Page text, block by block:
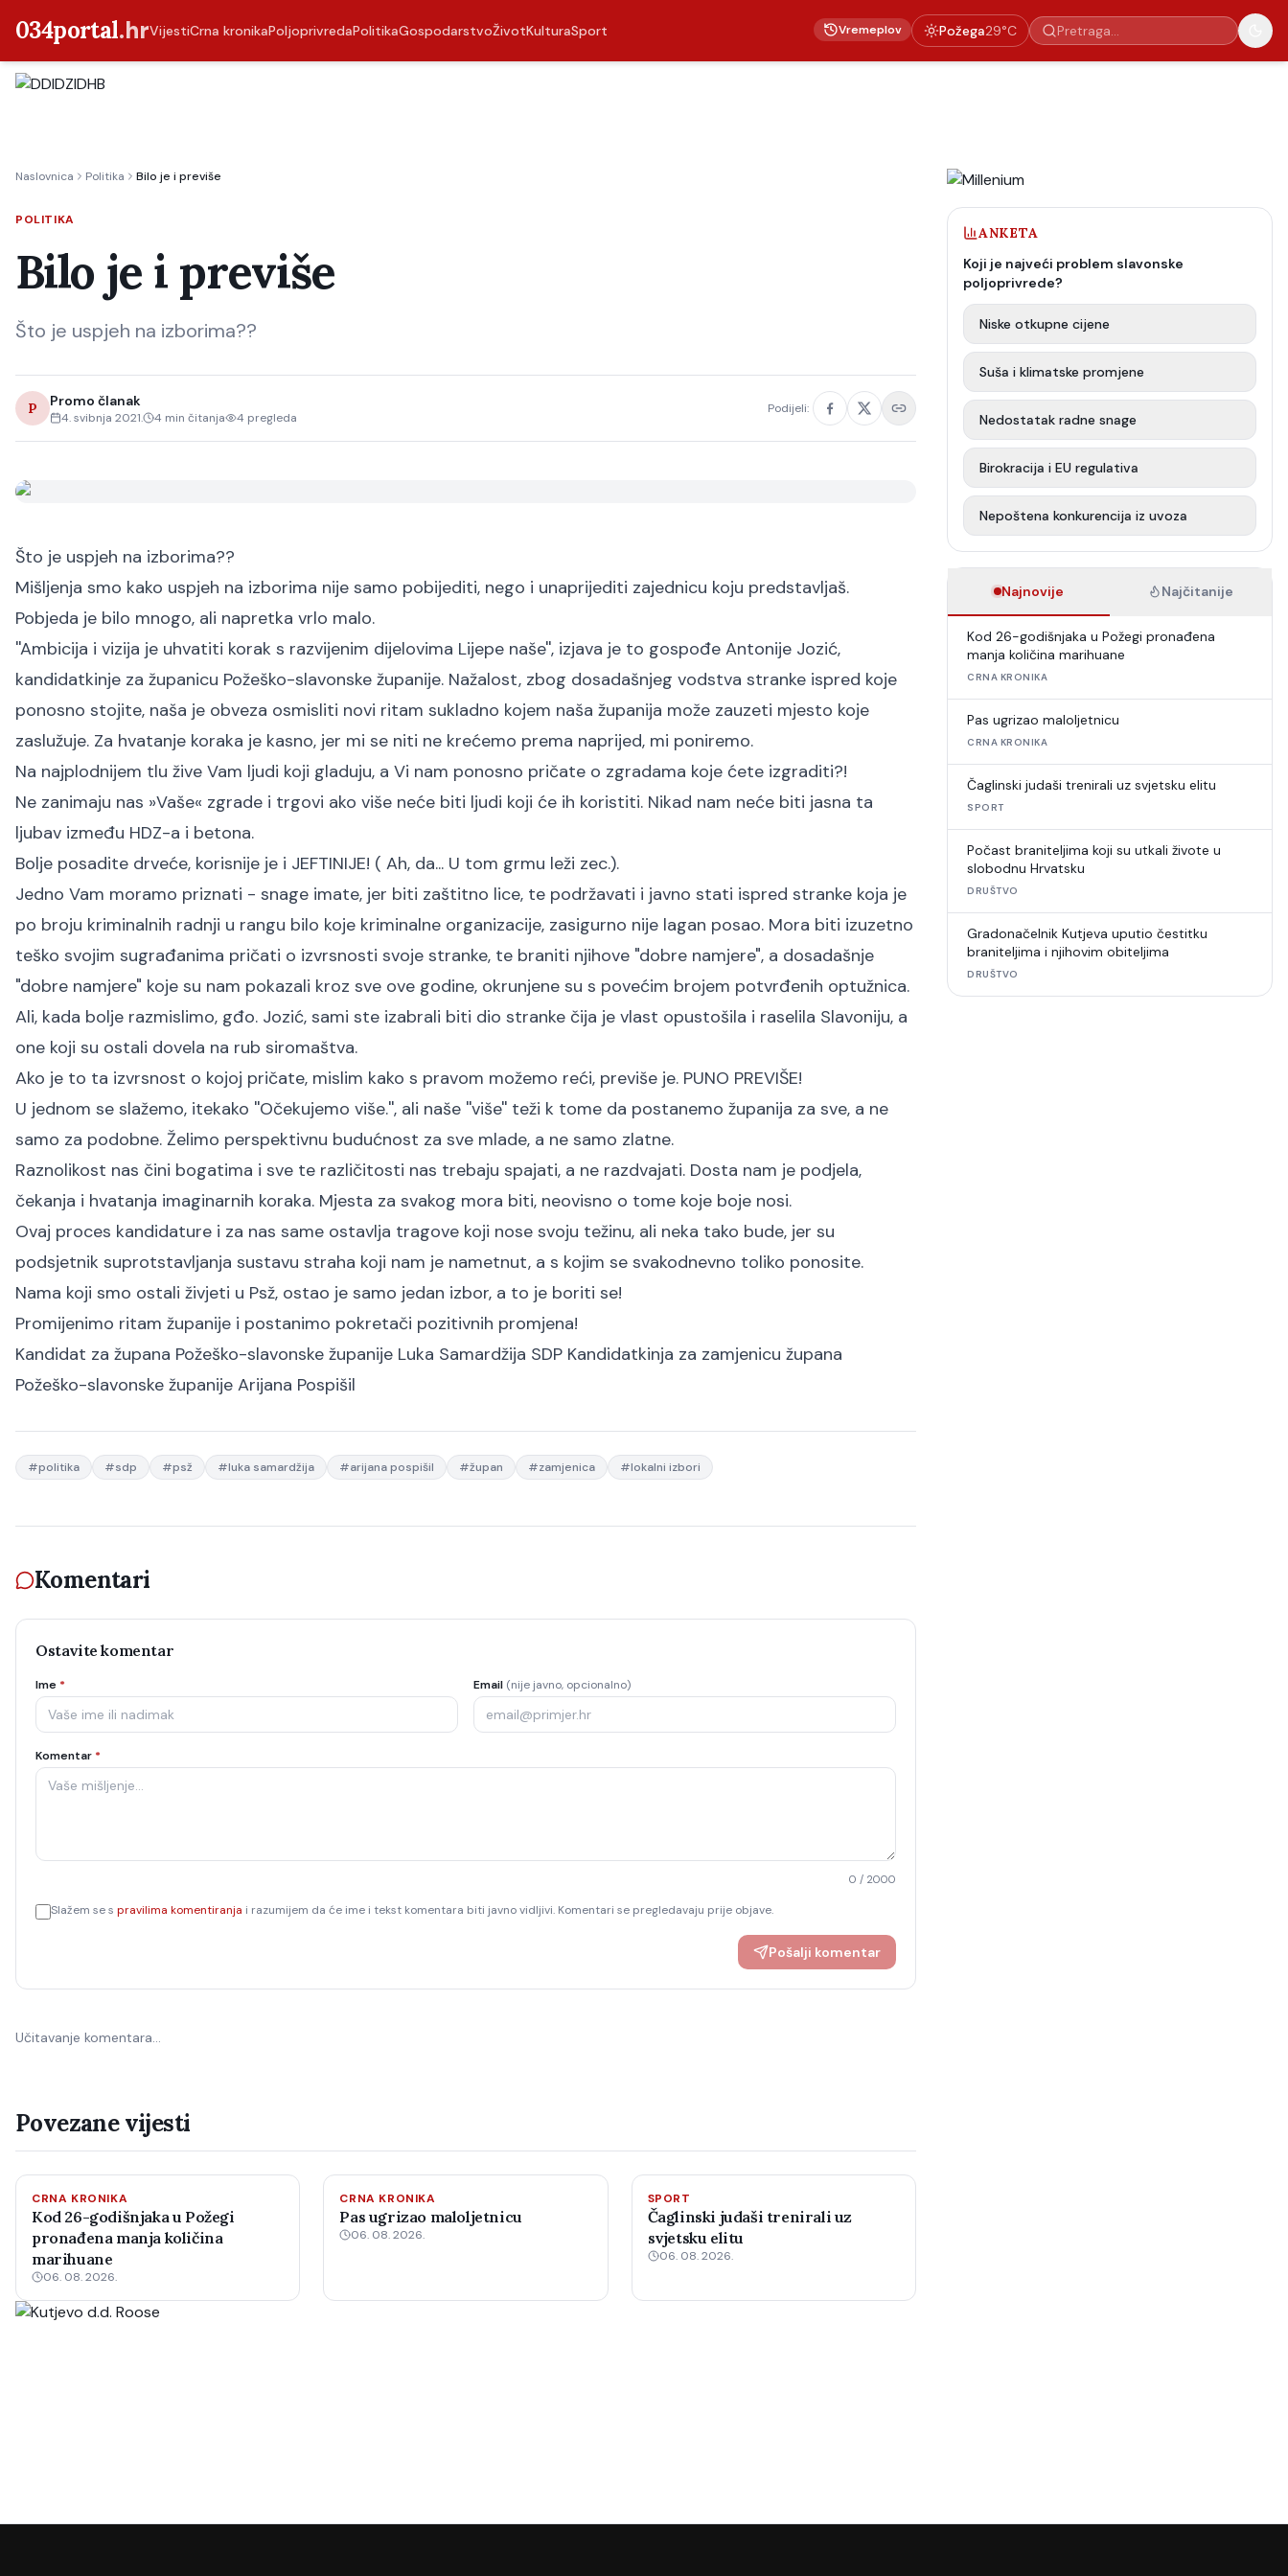
034portal.hrVijestiCrna kronikaPoljoprivredaPolitikaGospodarstvoŽivotKulturaSport Vremeplov Požega29°C
Naslovnica Politika Bilo je i previše
POLITIKA
Bilo je i previše
Što je uspjeh na izborima??
P Promo članak
4. svibnja 2021. 4 min čitanja 4 pregleda
Podijeli:
Što je uspjeh na izborima??
Mišljenja smo kako uspjeh na izborima nije samo pobijediti, nego i unaprijediti zajednicu koju predstavljaš.
Pobjeda je bilo mnogo, ali napretka vrlo malo.
''Ambicija i vizija je uhvatiti korak s razvijenim dijelovima Lijepe naše'', izjava je to gospođe Antonije Jozić,
kandidatkinje za županicu Požeško-slavonske županije. Nažalost, zbog dosadašnjeg vodstva stranke ispred koje
ponosno stojite, naša je obveza osmisliti novi ritam sukladno kojem naša županija može zauzeti mjesto koje
zaslužuje. Za hvatanje koraka je kasno, jer mi se niti ne krećemo prema naprijed, mi poniremo.
Na najplodnijem tlu žive Vam ljudi koji gladuju, a Vi nam ponosno pričate o zgradama koje ćete izgraditi?!
Ne zanimaju nas »Vaše« zgrade i trgovi ako više neće biti ljudi koji će ih koristiti. Nikad nam neće biti jasna ta
ljubav između HDZ-a i betona.
Bolje posadite drveće, korisnije je i JEFTINIJE! ( Ah, da... U tom grmu leži zec.).
Jedno Vam moramo priznati - snage imate, jer biti zaštitno lice, te podržavati i javno stati ispred stranke koja je
po broju kriminalnih radnji u rangu bilo koje kriminalne organizacije, zasigurno nije lagan posao. Mora biti izuzetno
teško svojim sugrađanima pričati o izvrsnosti svoje stranke, te braniti njihove "dobre namjere", a dosadašnje
"dobre namjere" koje su nam pokazali kroz sve ove godine, okrunjene su s povećim brojem potvrđenih optužnica.
Ali, kada bolje razmislimo, gđo. Jozić, sami ste izabrali biti dio stranke čija je vlast opustošila i raselila Slavoniju, a
one koji su ostali dovela na rub siromaštva.
Ako je to ta izvrsnost o kojoj pričate, mislim kako s pravom možemo reći, previše je. PUNO PREVIŠE!
U jednom se slažemo, itekako ''Očekujemo više.'', ali naše ''više'' teži k tome da postanemo županija za sve, a ne
samo za podobne. Želimo perspektivnu budućnost za sve mlade, a ne samo zlatne.
Raznolikost nas čini bogatima i sve te različitosti nas trebaju spajati, a ne razdvajati. Dosta nam je podjela,
čekanja i hvatanja imaginarnih koraka. Mjesta za svakog mora biti, neovisno o tome koje boje nosi.
Ovaj proces kandidature i za nas same ostavlja tragove koji nose svoju težinu, ali neka tako bude, jer su
podsjetnik suprotstavljanja sustavu straha koji nam je nametnut, a s kojim se svakodnevno toliko ponosite.
Nama koji smo ostali živjeti u Psž, ostao je samo jedan izbor, a to je boriti se!
Promijenimo ritam županije i postanimo pokretači pozitivnih promjena!
Kandidat za župana Požeško-slavonske županije Luka Samardžija SDP Kandidatkinja za zamjenicu župana
Požeško-slavonske županije Arijana Pospišil
#politika #sdp #psž #luka samardžija #arijana pospišil #župan #zamjenica #lokalni izbori
Komentari
Ostavite komentar
Ime * Email (nije javno, opcionalno)
Komentar *
0 / 2000
Slažem se s pravilima komentiranja i razumijem da će ime i tekst komentara biti javno vidljivi. Komentari se pregledavaju prije objave.
Pošalji komentar
Učitavanje komentara…
Povezane vijesti
CRNA KRONIKA
Kod 26-godišnjaka u Požegi
pronađena manja količina
marihuane
06. 08. 2026.
CRNA KRONIKA
Pas ugrizao maloljetnicu
06. 08. 2026.
SPORT
Čaglinski judaši trenirali uz
svjetsku elitu
06. 08. 2026.
ANKETA
Koji je najveći problem slavonske
poljoprivrede?
Niske otkupne cijene
Suša i klimatske promjene
Nedostatak radne snage
Birokracija i EU regulativa
Nepoštena konkurencija iz uvoza
Najnovije Najčitanije
Kod 26-godišnjaka u Požegi pronađena
manja količina marihuane
CRNA KRONIKA
Pas ugrizao maloljetnicu
CRNA KRONIKA
Čaglinski judaši trenirali uz svjetsku elitu
SPORT
Počast braniteljima koji su utkali živote u
slobodnu Hrvatsku
DRUŠTVO
Gradonačelnik Kutjeva uputio čestitku
braniteljima i njihovim obiteljima
DRUŠTVO